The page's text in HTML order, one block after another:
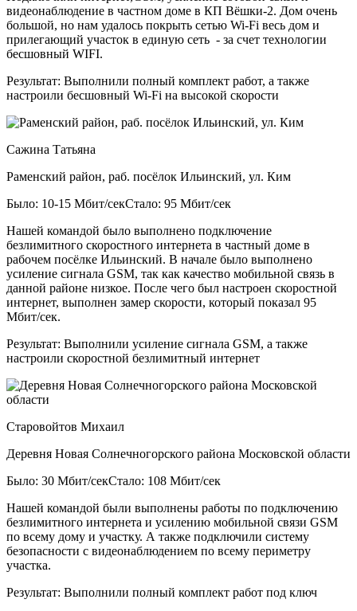
видеонаблюдение в частном доме в КП Вёшки-2. Дом очень
большой, но нам удалось покрыть сетью Wi-Fi весь дом и
прилегающий участок в единую сеть - за счет технологии
бесшовный WIFI.
Результат: Выполнили полный комплект работ, а также
настроили бесшовный Wi-Fi на высокой скорости
Сажина Татьяна
Раменский район, раб. посёлок Ильинский, ул. Ким
Было: 10-15 Мбит/секСтало: 95 Мбит/сек
Нашей командой было выполнено подключение
безлимитного скоростного интернета в частный доме в
рабочем посёлке Ильинский. В начале было выполнено
усиление сигнала GSM, так как качество мобильной связь в
данной районе низкое. После чего был настроен скоростной
интернет, выполнен замер скорости, который показал 95
Мбит/сек.
Результат: Выполнили усиление сигнала GSM, а также
настроили скоростной безлимитный интернет
Старовойтов Михаил
Деревня Новая Солнечногорского района Московской области
Было: 30 Мбит/секСтало: 108 Мбит/сек
Нашей командой были выполнены работы по подключению
безлимитного интернета и усилению мобильной связи GSM
по всему дому и участку. А также подключили систему
безопасности с видеонаблюдением по всему периметру
участка.
Результат: Выполнили полный комплект работ под ключ